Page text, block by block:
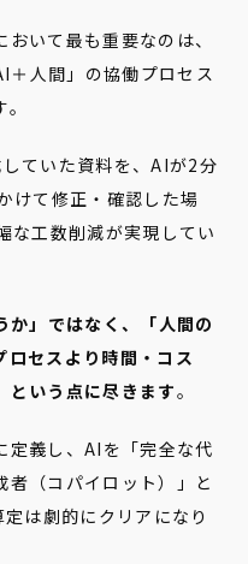
いて最も重要なのは、
＋人間」の協働プロセス
ていた資料を、AIが2分
けて修正・確認した場
な工数削減が実現してい
か」ではなく、「人間の
ロセスより時間・コス
という点に尽きます。
定義し、AIを「完全な代
者（コパイロット）」と
は劇的にクリアになり